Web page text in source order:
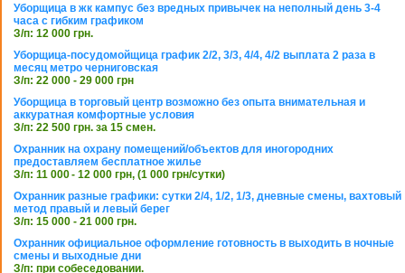
Уборщица в жк кампус без вредных привычек на неполный день 3-4
часа с гибким графиком
З/п: 12 000 грн.
Уборщица-посудомойщица график 2/2, 3/3, 4/4, 4/2 выплата 2 раза в
месяц метро черниговская
З/п: 22 000 - 29 000 грн
Уборщица в торговый центр возможно без опыта внимательная и
аккуратная комфортные условия
З/п: 22 500 грн. за 15 смен.
Охранник на охрану помещений/объектов для иногородних
предоставляем бесплатное жилье
З/п: 11 000 - 12 000 грн, (1 000 грн/сутки)
Охранник разные графики: сутки 2/4, 1/2, 1/3, дневные смены, вахтовый
метод правый и левый берег
З/п: 15 000 - 21 000 грн.
Охранник официальное оформление готовность в выходить в ночные
смены и выходные дни
З/п: при собеседовании.